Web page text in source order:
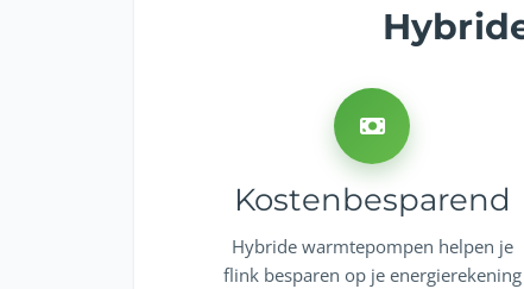
Kostenbesparend
Hybride warmtepompen helpen je
flink besparen op je energierekening